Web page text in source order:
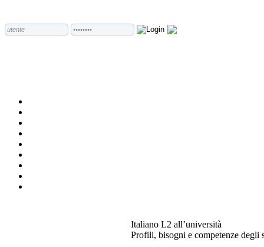
Italiano L2 all’università
Profili, bisogni e competenze degli